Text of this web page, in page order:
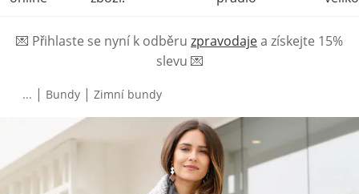
💌 Přihlaste se nyní k odběru zpravodajea získejte 15%
slevu 💌
... | Bundy | Zimní bundy